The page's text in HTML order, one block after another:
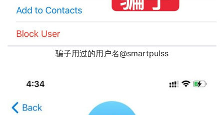
骗子用过的用户名@smartpulss